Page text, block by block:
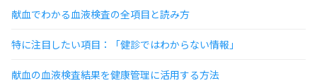
献血でわかる血液検査の全項目と読み方
特に注目したい項目：「健診ではわからない情報」
献血の血液検査結果を健康管理に活用する方法